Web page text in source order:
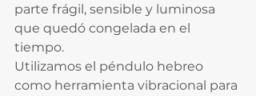
parte frágil, sensible y luminosa
que quedó congelada en el
tiempo.
Utilizamos el péndulo hebreo
como herramienta vibracional para